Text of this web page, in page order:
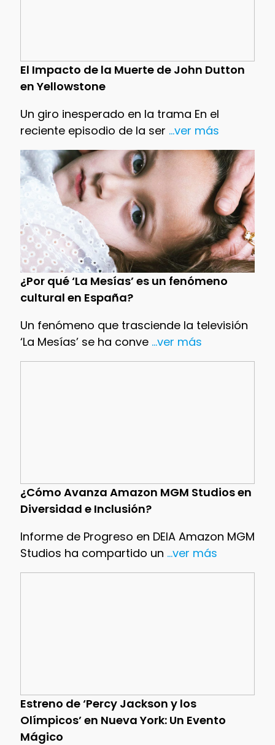
El Impacto de la Muerte de John Dutton
en Yellowstone
Un giro inesperado en la trama En el
reciente episodio de la ser ...ver más
¿Por qué ‘La Mesías’ es un fenómeno
cultural en España?
Un fenómeno que trasciende la televisión
‘La Mesías’ se ha conve...ver más
¿Cómo Avanza Amazon MGM Studios en
Diversidad e Inclusión?
Informe de Progreso en DEIA Amazon MGM
Studios ha compartido un ...ver más
Estreno de ‘Percy Jackson y los
Olímpicos’ en Nueva York: Un Evento
Mágico